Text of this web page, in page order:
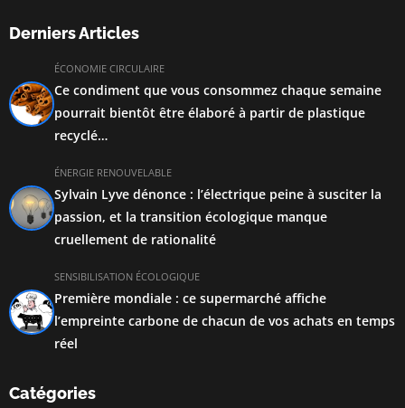
Derniers Articles
ÉCONOMIE CIRCULAIRE
Ce condiment que vous consommez chaque semaine
pourrait bientôt être élaboré à partir de plastique
recyclé…
ÉNERGIE RENOUVELABLE
Sylvain Lyve dénonce : l’électrique peine à susciter la
passion, et la transition écologique manque
cruellement de rationalité
SENSIBILISATION ÉCOLOGIQUE
Première mondiale : ce supermarché affiche
l’empreinte carbone de chacun de vos achats en temps
réel
Catégories